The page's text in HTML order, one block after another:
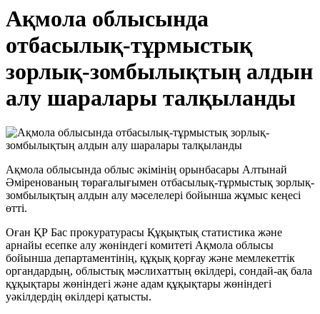
Ақмола облысында
отбасылық-тұрмыстық
зорлық-зомбылықтың алдын
алу шаралары талқыланды
Ақмола облысында облыс әкімінің орынбасары Алтынай
Әміренованың төрағалығымен отбасылық-тұрмыстық зорлық-
зомбылықтың алдын алу мәселелері бойынша жұмыс кеңесі
өтті.
Оған ҚР Бас прокуратурасы Құқықтық статистика және
арнайы есепке алу жөніндегі комитеті Ақмола облысы
бойынша департаментінің, құқық қорғау және мемлекеттік
органдардың, облыстық мәслихаттың өкілдері, сондай-ақ бала
құқықтары жөніндегі және адам құқықтары жөніндегі
уәкілдердің өкілдері қатысты.